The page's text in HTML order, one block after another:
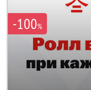
-100%